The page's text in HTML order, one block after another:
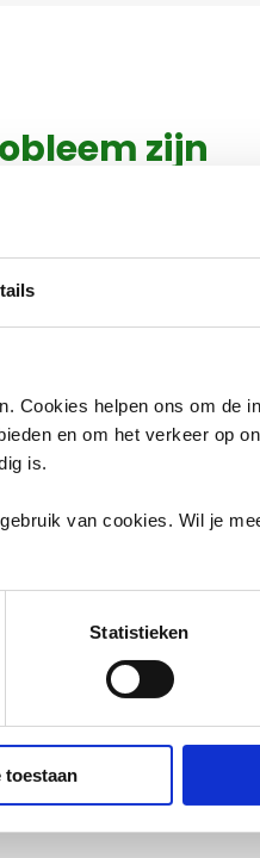
Cookies helpen ons om de
en om het verkeer op
is.
van cookies. Wil je
Statistieken
toestaan
zijn
in huizen,
tot: